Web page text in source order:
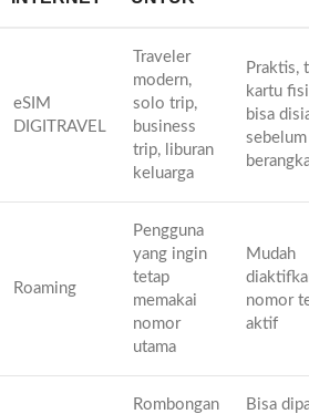
eSIM
DIGITRAVEL
Traveler
modern,
solo trip,
business
trip, liburan
keluarga
Praktis,
kartu
bisa
sebelum
Roaming
Pengguna
yang ingin
tetap
memakai
nomor
utama
Mudah
nomor
aktif
Rombongan
Bisa